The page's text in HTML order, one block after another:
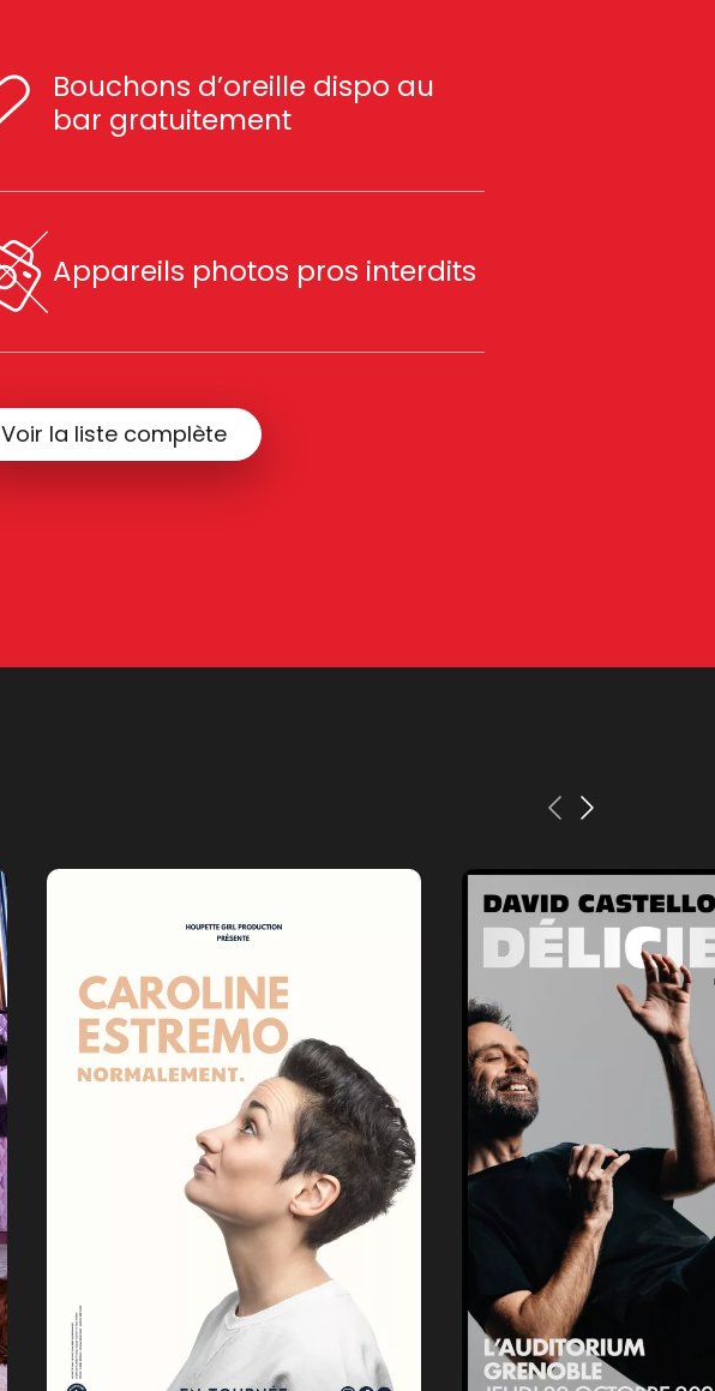
Bouchons d’oreille dispo au
bar gratuitement
Appareils photos pros interdits
Voir la liste complète